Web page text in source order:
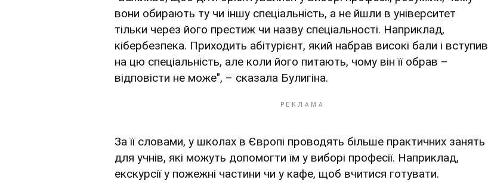
вони обирають ту чи іншу спеціальність, а не йшли в університет
тільки через його престиж чи назву спеціальності. Наприклад,
кібербезпека. Приходить абітурієнт, який набрав високі бали і вступив
на цю спеціальність, але коли його питають, чому він її обрав –
відповісти не може", – сказала Булигіна.
За її словами, у школах в Європі проводять більше практичних занять
для учнів, які можуть допомогти їм у виборі професії. Наприклад,
екскурсії у пожежні частини чи у кафе, щоб вчитися готувати.